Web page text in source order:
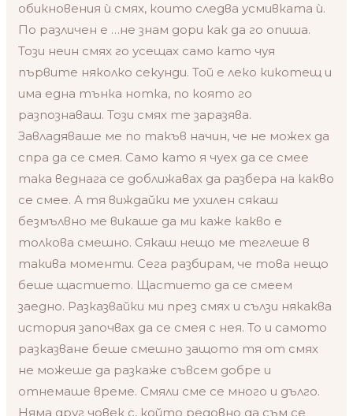
обикновения ѝ смях, които следва усмивката ѝ.
По различен е …не знам дори как да го опиша.
Този неин смях го усещах само като чуя
първите няколко секунди. Той е леко кикотещ и
има една тънка нотка, по която го
разпознаваш. Този смях те заразява.
Завладяваше ме по такъв начин, че не можех да
спра да се смея. Само като я чуех да се смее
така веднага се доближавах да разбера на какво
се смее. А тя виждайки ме ухилен сякаш
безмълвно ме викаше да ми каже какво е
толкова смешно. Сякаш нещо ме теглеше в
такива моменти. Сега разбирам, че това нещо
беше щастието. Щастието да се смеем
заедно. Разказвайки ми през смях и сълзи някаква
история започвах да се смея с нея. То и самото
разказване беше смешно защото тя от смях
не можеше да разкаже съвсем добре и
отнемаше време. Смяли сме се много и дълго.
Няма друг човек с, който редовно да съм се